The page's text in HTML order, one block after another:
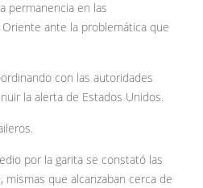
permanencia en las
ante la problemática que
con las autoridades
la alerta de Estados Unidos.
por la garita se constató las
mismas que alcanzaban cerca de